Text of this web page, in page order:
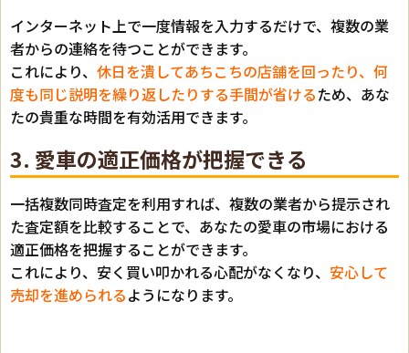
インターネット上で一度情報を入力するだけで、複数の業
者からの連絡を待つことができます。
これにより、 休日を潰してあちこちの店舗を回ったり、何
度も同じ説明を繰り返したりする手間が省けるため、あな
たの貴重な時間を有効活用できます。
3. 愛車の適正価格が把握できる
一括複数同時査定を利用すれば、複数の業者から提示され
た査定額を比較することで、あなたの愛車の市場における
適正価格を把握することができます。
これにより、安く買い叩かれる心配がなくなり、 安心して
売却を進められるようになります。